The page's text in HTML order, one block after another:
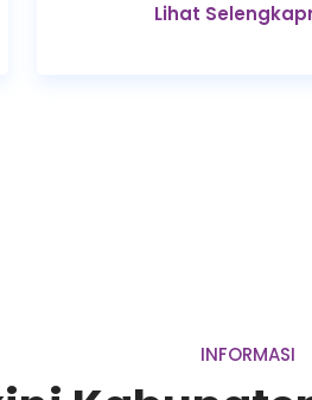
Lihat
INFORMASI